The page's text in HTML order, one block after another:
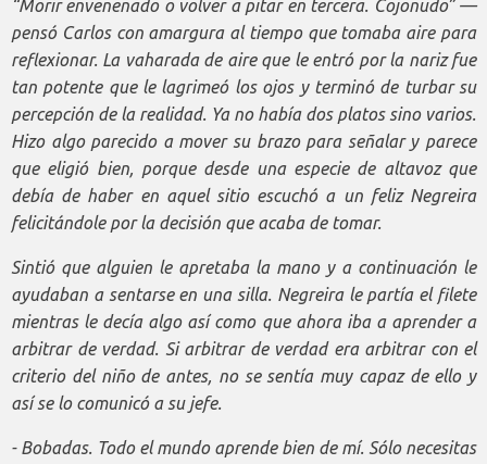
“Morir envenenado o volver a pitar en tercera. Cojonudo” —
pensó Carlos con amargura al tiempo que tomaba aire para
reflexionar. La vaharada de aire que le entró por la nariz fue
tan potente que le lagrimeó los ojos y terminó de turbar su
percepción de la realidad. Ya no había dos platos sino varios.
Hizo algo parecido a mover su brazo para señalar y parece
que eligió bien, porque desde una especie de altavoz que
debía de haber en aquel sitio escuchó a un feliz Negreira
felicitándole por la decisión que acaba de tomar.
Sintió que alguien le apretaba la mano y a continuación le
ayudaban a sentarse en una silla. Negreira le partía el filete
mientras le decía algo así como que ahora iba a aprender a
arbitrar de verdad. Si arbitrar de verdad era arbitrar con el
criterio del niño de antes, no se sentía muy capaz de ello y
así se lo comunicó a su jefe.
- Bobadas. Todo el mundo aprende bien de mí. Sólo necesitas